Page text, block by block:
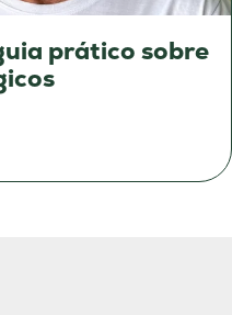
prático sobre